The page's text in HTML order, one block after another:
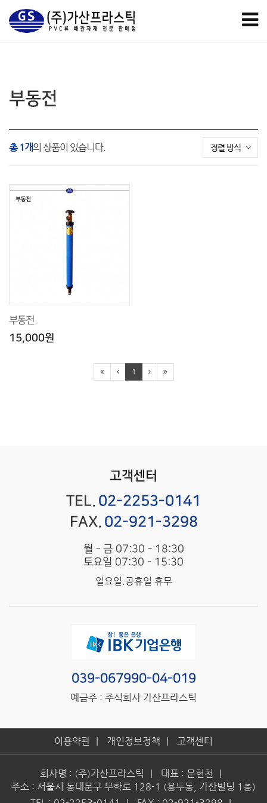
부동전
총 1개의 상품이 있습니다. 정렬 방식
부동전
15,000원
1
고객센터
TEL. 02-2253-0141
FAX. 02-921-3298
월 - 금 07:30 - 18:30
토요일 07:30 - 15:30
일요일.공휴일 휴무
039-067990-04-019
예금주 : 주식회사 가산프라스틱
이용약관 개인정보정책 고객센터
회사명 : (주)가산프라스틱
대표 : 문현천
주소 : 서울시 동대문구 무학로 128-1 (용두동, 가산빌딩 1층)